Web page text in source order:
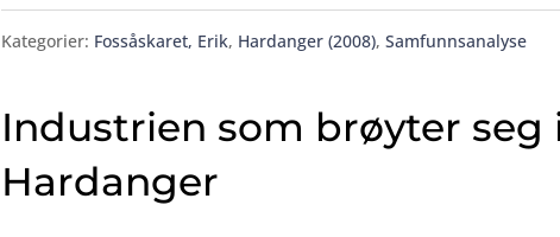
Kategorier: Fossåskaret, Erik, Hardanger (2008), Samfunnsanalyse
Industrien som brøyter seg
Hardanger